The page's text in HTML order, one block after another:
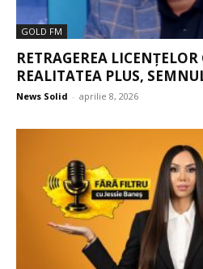
GOLD FM
RETRAGEREA
REALITATEA PLUS,
News Solid - aprilie 8, 2026